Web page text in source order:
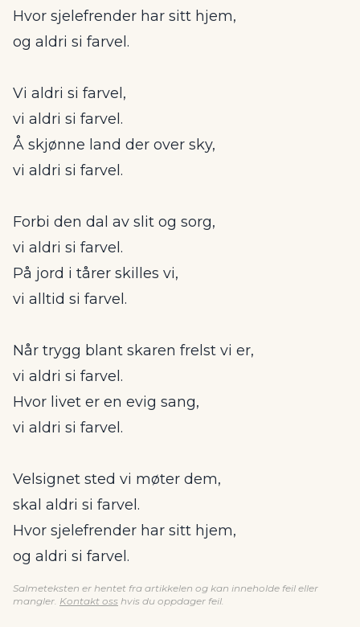
Hvor sjelefrender har sitt hjem,
og aldri si farvel.
Vi aldri si farvel,
vi aldri si farvel.
Å skjønne land der over sky,
vi aldri si farvel.
Forbi den dal av slit og sorg,
vi aldri si farvel.
På jord i tårer skilles vi,
vi alltid si farvel.
Når trygg blant skaren frelst vi er,
vi aldri si farvel.
Hvor livet er en evig sang,
vi aldri si farvel.
Velsignet sted vi møter dem,
skal aldri si farvel.
Hvor sjelefrender har sitt hjem,
og aldri si farvel.
Salmeteksten er hentet fra artikkelen og kan inneholde feil eller
mangler. Kontakt oss hvis du oppdager feil.